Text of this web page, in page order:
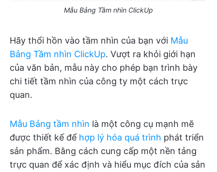
Mẫu Bảng Tầm nhìn ClickUp
Hãy thổi hồn vào tầm nhìn của bạn với Mẫu
Bảng Tầm nhìn ClickUp. Vượt ra khỏi giới hạn
của văn bản, mẫu này cho phép bạn trình bày
chi tiết tầm nhìn của công ty một cách trực
quan.
Mẫu Bảng tầm nhìn là một công cụ mạnh mẽ
được thiết kế để hợp lý hóa quá trình phát triển
sản phẩm. Bằng cách cung cấp một nền tảng
trực quan để xác định và hiểu mục đích của sản